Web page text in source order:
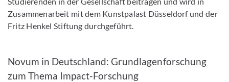
Zusammenarbeit mit dem Kunstpalast Düsseldorf und der
Fritz Henkel Stiftung durchgeführt.
Novum in Deutschland: Grundlagenforschung
zum Thema Impact-Forschung